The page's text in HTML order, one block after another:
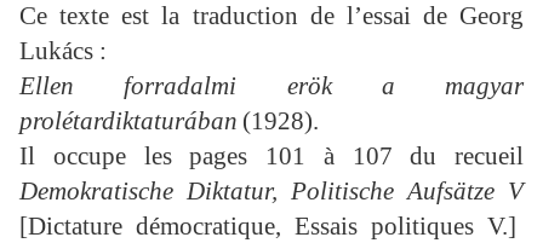
Ce texte est la traduction de l’essai de Georg
Lukács :
Ellen forradalmi erök a magyar
prolétardiktaturában (1928).
Il occupe les pages 101 à 107 du recueil
Demokratische Diktatur, Politische Aufsätze V
[Dictature démocratique, Essais politiques V.]